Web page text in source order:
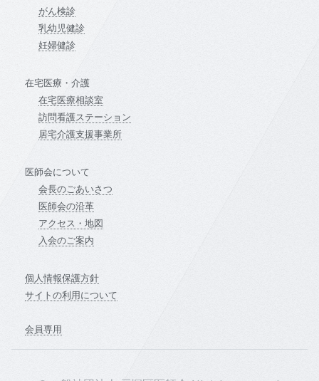
がん検診
乳幼児健診
妊婦健診
在宅医療・介護
在宅医療相談室
訪問看護ステーション
居宅介護支援事業所
医師会について
会長のごあいさつ
医師会の沿革
アクセス・地図
入会のご案内
個人情報保護方針
サイトの利用について
会員専用